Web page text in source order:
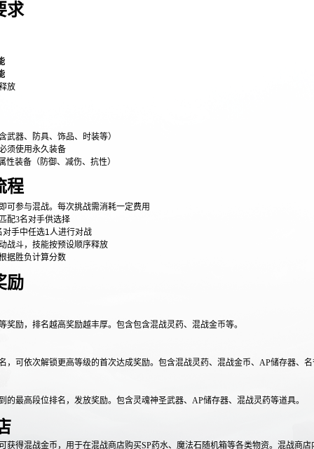
求
放
武器、防具、饰品、时装等）
须使用永久装备
性装备（防御、减伤、抗性）
程
可参与混战。每次挑战需消耗一定费用
配3名对手供选择
对手中任选1人进行对战
战斗，技能按预设顺序释放
据胜负计算分数
励
奖励，排名越高奖励越丰厚。包含包含混战灵药、混战金币等。
，可依次解锁更高等级的首次达成奖励。包含混战灵药、混战金币、 AP储存器、
的最高段位排名，发放奖励。包含灵魂神圣武器、 AP储存器、混战灵药等道具。
获得混战金币，用于在混战商店购买SP药水、魔法石随机箱等各类物资。混战商